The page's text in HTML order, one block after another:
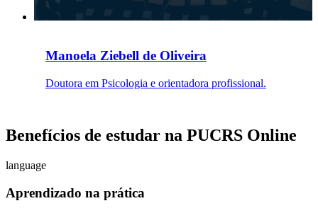
Manoela Ziebell de Oliveira
Doutora em Psicologia e orientadora profissional.
Benefícios de estudar na PUCRS Online
language
Aprendizado na prática